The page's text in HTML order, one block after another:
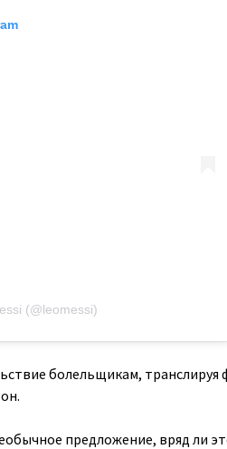
(@leomessi)
болельщикам,
предложение, вряд ли